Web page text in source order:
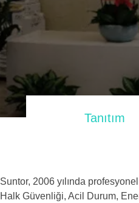
Tanıtım
Suntor, 2006 yılında
Halk Güvenliği, Acil Durum,